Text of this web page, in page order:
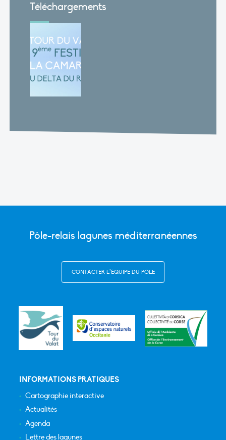
Téléchargements
Pôle-relais lagunes méditerranéennes
CONTACTER L’ÉQUIPE DU PÔLE
INFORMATIONS PRATIQUES
Cartographie interactive
Actualités
Agenda
Lettre des lagunes